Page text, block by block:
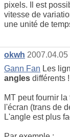
pixels. Il est
vitesse de
une unité de
okwh 2007.04.05
Gann Fan Les
angles différents !
MT peut fournir
l'écran (trans de
L'angle est plus